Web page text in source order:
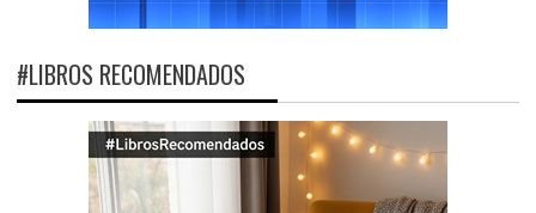
#LIBROS RECOMENDADOS